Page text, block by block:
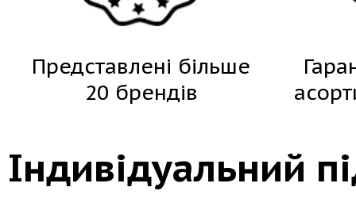
Представлені більше
20 брендів
Індивідуальний